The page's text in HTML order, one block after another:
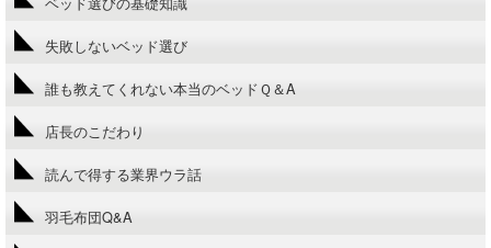
失敗しないベッド選び
誰も教えてくれない本当のベッドＱ＆A
店長のこだわり
読んで得する業界ウラ話
羽毛布団Q&A